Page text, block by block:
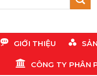
GIỚI THIỆU
CÔNG TY PHÂN